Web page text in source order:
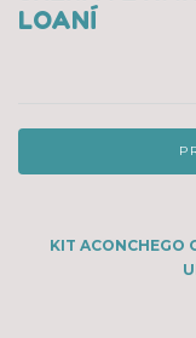
LOANÍ
KIT ACONCHEGO